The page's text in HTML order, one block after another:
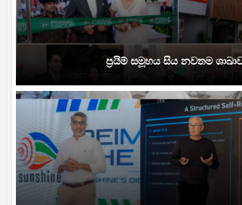
ප්‍රයිම් සමූහය සිය නවතම